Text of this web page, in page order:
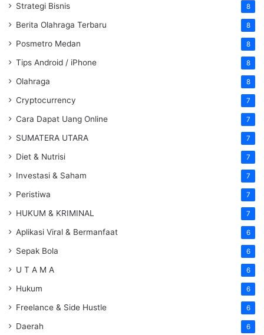
Strategi Bisnis 8
Berita Olahraga Terbaru 8
Posmetro Medan 8
Tips Android / iPhone 8
Olahraga 8
Cryptocurrency 7
Cara Dapat Uang Online 7
SUMATERA UTARA 7
Diet & Nutrisi 7
Investasi & Saham 7
Peristiwa 7
HUKUM & KRIMINAL 7
Aplikasi Viral & Bermanfaat 6
Sepak Bola 6
U T A M A 6
Hukum 6
Freelance & Side Hustle 6
Daerah 6